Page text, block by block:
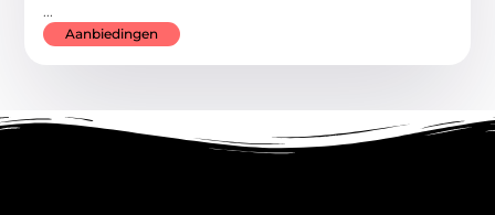
...
Aanbiedingen